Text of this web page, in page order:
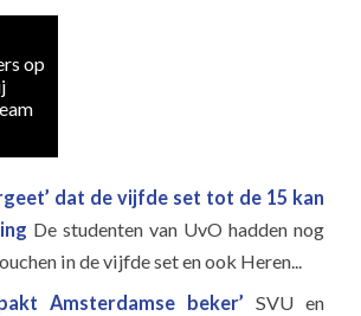
op
dat de vijfde set tot de 15 kan
De studenten van UvO hadden nog
in de vijfde set en ook Heren...
Amsterdamse beker’ SVU en